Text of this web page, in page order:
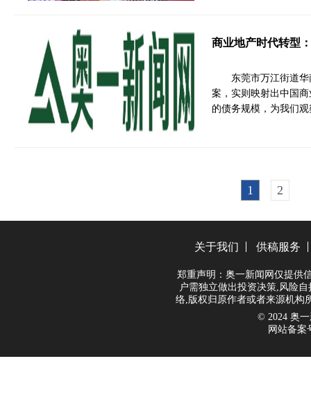
商业地产时代转型
东莞市万江街道
案，实则映射出中国
的债务规模，为我们
1 2
关于我们 供稿服务
郑重声明：奥一新闻网仅提供
户需独立做出投资决策,风险
络,版权归原作者或者来源机构
© 2024 奥一
网站备案